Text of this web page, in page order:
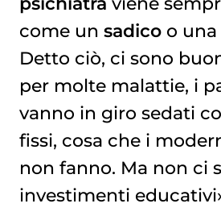
come un sadicoo una
Detto ciò, ci sono
per molte malattie, i
vanno in giro sedati
fissi, cosa che i
non fanno. Ma non ci
investimenti